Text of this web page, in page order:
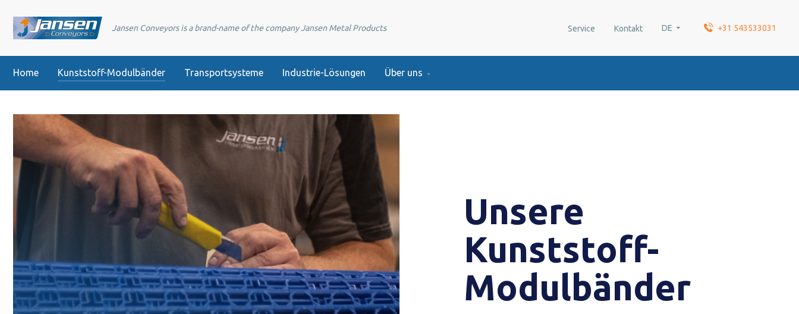
Jansen Conveyors is a brand-name of the company Jansen Metal Products Service Kontakt DE +31 543533031
Home Kunststoff-Modulbänder Transportsysteme Industrie-Lösungen Über uns
Unsere
Kunststoff-
Modulbänder